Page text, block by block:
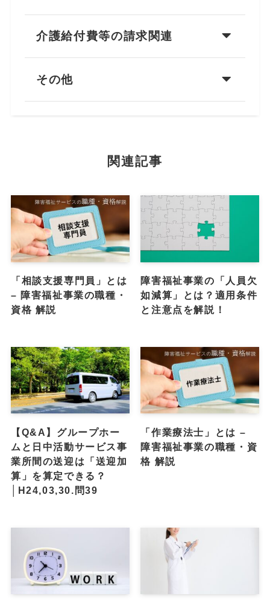
介護給付費等の請求関連
その他
関連記事
「相談支援専門員」とは
– 障害福祉事業の職種・
資格 解説
障害福祉事業の「人員欠
如減算」とは？適用条件
と注意点を解説！
【Q&A】グループホー
ムと日中活動サービス事
業所間の送迎は「送迎加
算」を算定できる？
│H24,03,30.問39
「作業療法士」とは –
障害福祉事業の職種・資
格 解説